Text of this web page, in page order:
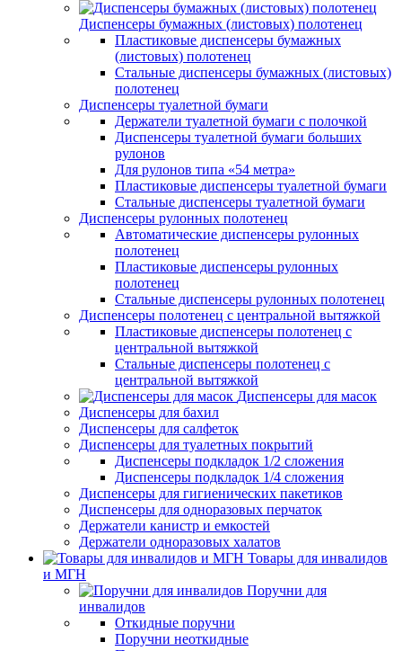
Диспенсеры бумажных (листовых) полотенец
Пластиковые диспенсеры бумажных
(листовых) полотенец
Стальные диспенсеры бумажных (листовых)
полотенец
Диспенсеры туалетной бумаги
Держатели туалетной бумаги с полочкой
Диспенсеры туалетной бумаги больших
рулонов
Для рулонов типа «54 метра»
Пластиковые диспенсеры туалетной бумаги
Стальные диспенсеры туалетной бумаги
Диспенсеры рулонных полотенец
Автоматические диспенсеры рулонных
полотенец
Пластиковые диспенсеры рулонных
полотенец
Стальные диспенсеры рулонных полотенец
Диспенсеры полотенец с центральной вытяжкой
Пластиковые диспенсеры полотенец с
центральной вытяжкой
Стальные диспенсеры полотенец с
центральной вытяжкой
Диспенсеры для масок
Диспенсеры для бахил
Диспенсеры для салфеток
Диспенсеры для туалетных покрытий
Диспенсеры подкладок 1/2 сложения
Диспенсеры подкладок 1/4 сложения
Диспенсеры для гигиенических пакетиков
Диспенсеры для одноразовых перчаток
Держатели канистр и емкостей
Держатели одноразовых халатов
Товары для инвалидов
и МГН
Поручни для
инвалидов
Откидные поручни
Поручни неоткидные